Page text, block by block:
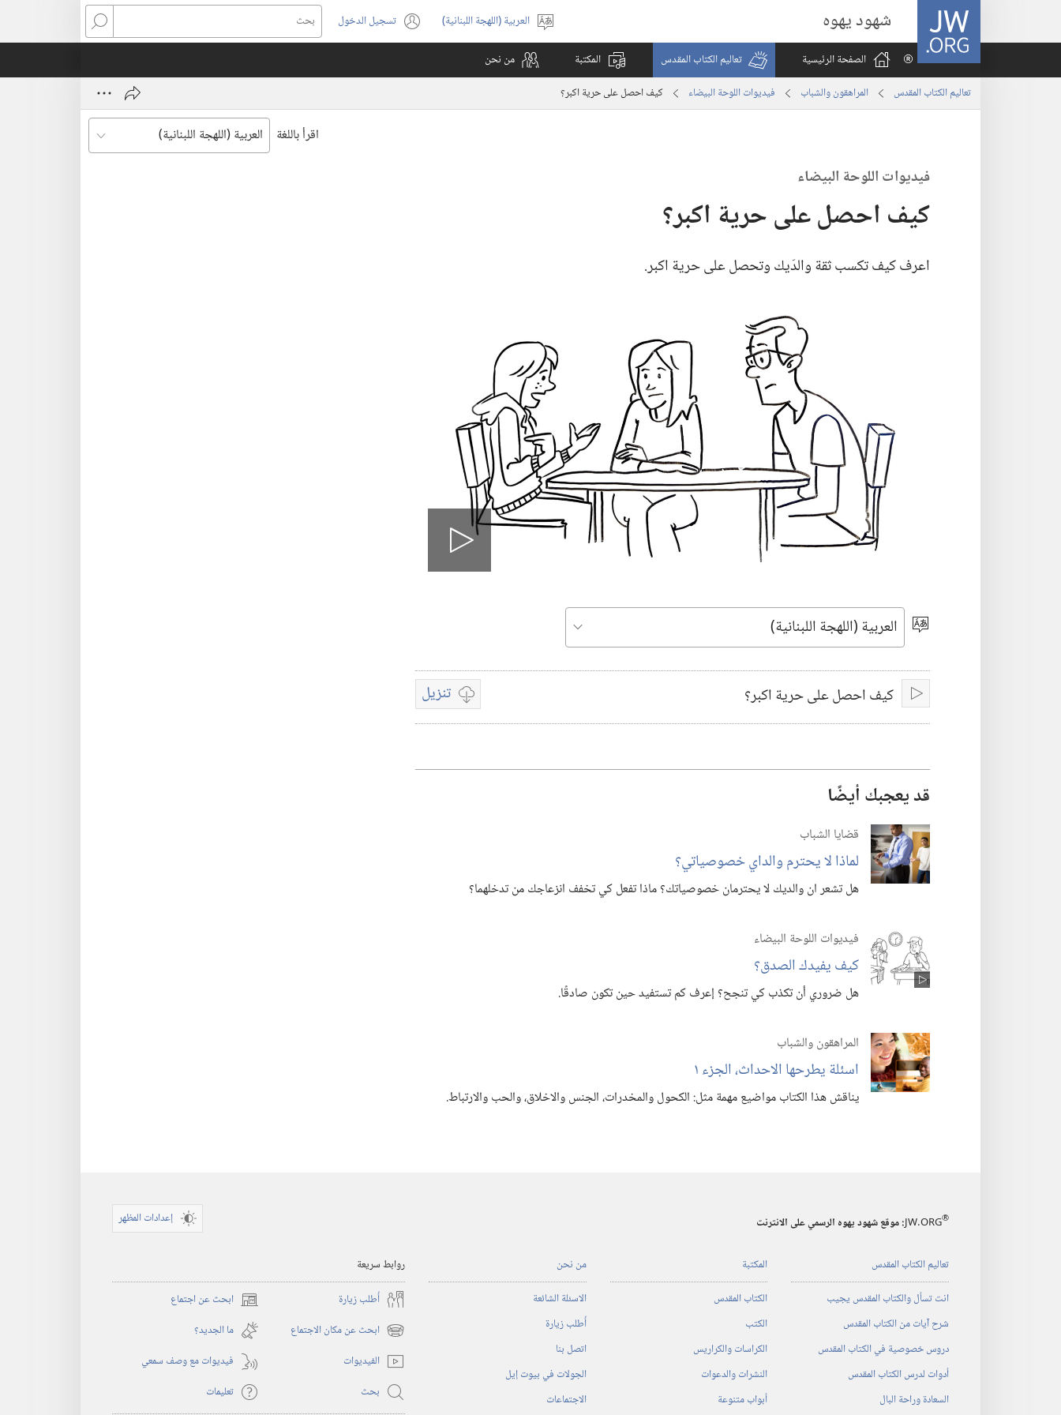
JW.ORG شهود يهوه
اختر
اللغة
العربية (اللهجة اللبنانية) تسجيل الدخول
(يفتح
نافذة
بحث
الصفحة الرئيسية
تعاليم الكتاب المقدس المكتبة من نحن
تعاليم الكتاب المقدس المراهقون والشباب فيديوات اللوحة البيضاء كيف احصل على حرية اكبر؟‏
اقرأ باللغة
فيديوات اللوحة البيضاء
كيف احصل على حرية اكبر؟‏
اعرف كيف تكسب ثقة والدَيك وتحصل على حرية اكبر.‏
Play
اختر
كيف احصل على حرية اكبر؟ تنزيلخيارات
تنزيل
قد يعجبك أيضًا
قضايا الشباب
لماذا لا يحترم والداي خصوصياتي؟‏
هل تشعر ان والديك لا يحترمان خصوصياتك؟‏ ماذا تفعل كي تخفف انزعاجك من تدخلهما؟‏
فيديوات اللوحة البيضاء
كيف يفيدك الصدق؟‏
هل ضروري أن تكذب كي تنجح؟‏ إعرف كم تستفيد حين تكون صادقًا.‏
المراهقون والشباب
اسئلة يطرحها الاحداث،‏ الجزء ١
يناقش هذا الكتاب مواضيع مهمة مثل:‏ الكحول والمخدرات،‏ الجنس والاخلاق،‏ والحب والارتباط.‏
JW.ORG® :‏ موقع شهود يهوه الرسمي على الانترنت إعدادات المظهر
تعاليم الكتاب المقدس
انت تسأل والكتاب المقدس يجيب
شرح آيات من الكتاب المقدس
دروس خصوصية في الكتاب المقدس
أدوات لدرس الكتاب المقدس
السعادة وراحة البال
المكتبة
الكتاب المقدس
الكتب
الكراسات والكراريس
النشرات والدعوات
أبواب متنوعة
من نحن
الاسئلة الشائعة
أُطلب زيارة
اتصل بنا
الجولات في بيوت إيل
الاجتماعات
روابط سريعة
أُطلب زيارة
ابحث عن اجتماع (يفتح
نافذة
جديدة)
ابحث عن مكان الاجتماع (يفتح
نافذة
جديدة)
ما الجديد؟‏
الفيديوات
فيديوات مع وصف سمعي
بحث
تعليمات